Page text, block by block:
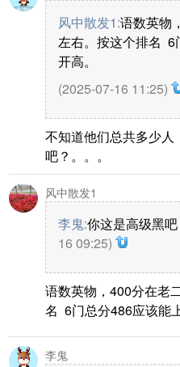
风中散发1:语数英物
左右。按这个排名 6
开高。
(2025-07-16 11:25)
不知道他们总共多少人
吧？。。。
风中散发1
李鬼:你这是高级黑
16 09:25)
语数英物，400分在老
名 6门总分486应该能
李鬼